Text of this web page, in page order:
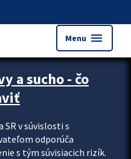
Menu menu
a sucho - čo
v súvislosti s
odporúča
s tým súvisiacich rizík.